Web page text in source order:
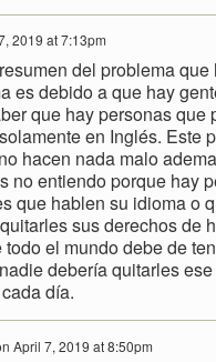
2019 at 7:13pm
del problema
es debido a que hay
que hay personas
en Inglés. Este
hacen nada malo
no entiendo porque hay
que hablen su idioma o
sus derechos de
todo el mundo debe de
debería quitarles
día.
April 7, 2019 at 8:50pm